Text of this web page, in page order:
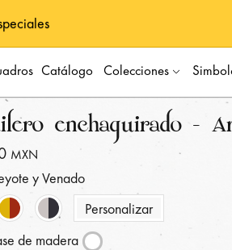
Catálogo Colecciones
enchaquirado -
MXN
y Venado
Personalizar
de madera